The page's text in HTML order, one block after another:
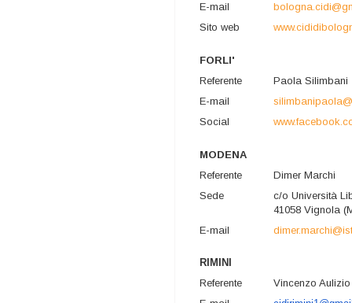
E-mail
Sito web
FORLI'
Referente
Paola Silimbani
E-mail
Social
MODENA
Referente
Dimer Marchi
Sede
c/o Università
41058 Vignola
E-mail
RIMINI
Referente
Vincenzo Aulizio